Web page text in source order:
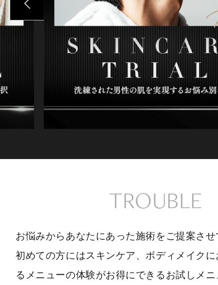
TROUBLE
お悩みからあなたにあった施術をご提案さ
初めての方にはスキンケア、ボディメイク
るメニューの体験がお得にできるお試しメ